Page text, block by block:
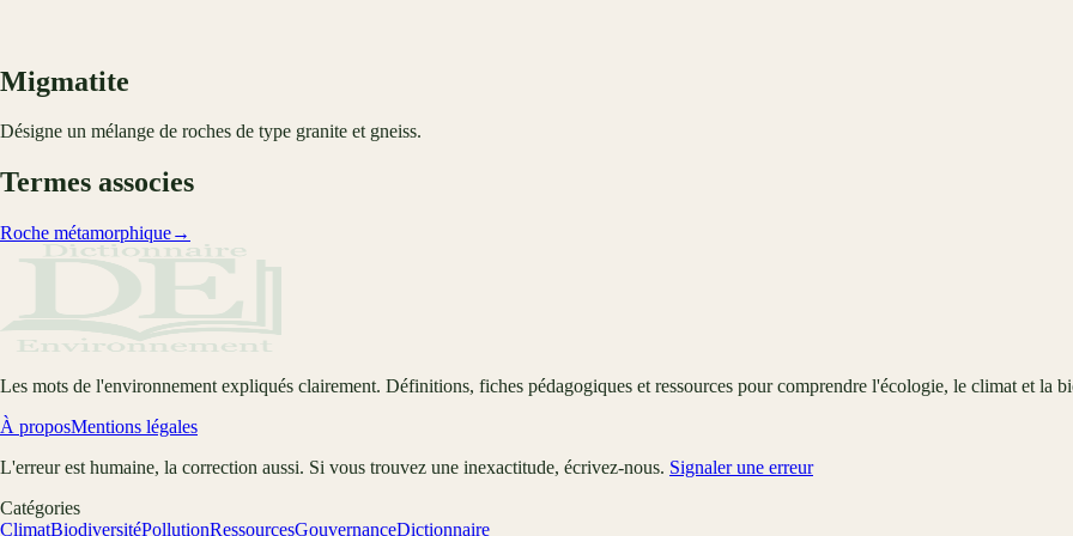
Migmatite
Désigne un mélange de roches de type granite et gneiss.
Termes associes
Roche métamorphique→
Les mots de l'environnement expliqués clairement. Définitions, fiches pédagogiques et ressources pour comprendre l'écologie, le climat et la
À proposMentions légales
L'erreur est humaine, la correction aussi. Si vous trouvez une inexactitude, écrivez-nous. Signaler une erreur
Catégories
ClimatBiodiversitéPollutionRessourcesGouvernanceDictionnaire